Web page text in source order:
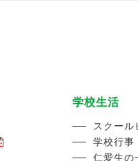
学校生活
スクール
学校行事
仁愛生の